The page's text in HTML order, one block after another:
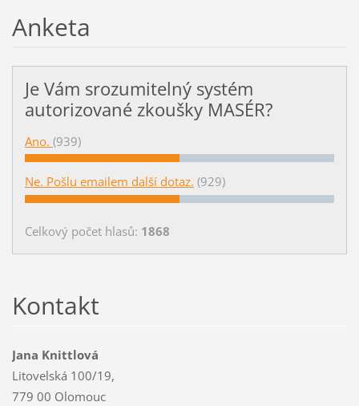
Anketa
Je Vám srozumitelný systém
autorizované zkoušky MASÉR?
Ano. (939)
Ne. Pošlu emailem další dotaz. (929)
Celkový počet hlasů: 1868
Kontakt
Jana Knittlová
Litovelská 100/19,
779 00 Olomouc